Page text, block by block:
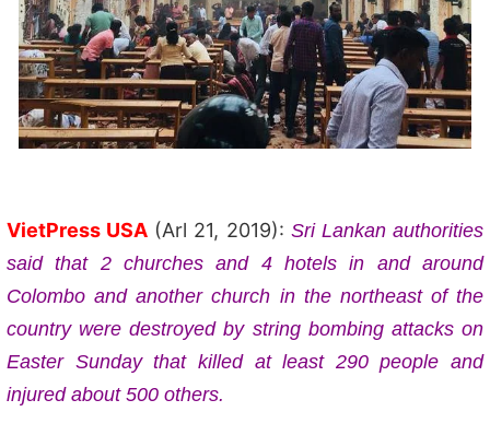
VietPress USA (Arl 21, 2019): Sri Lankan authorities
said that 2 churches and 4 hotels in and around
Colombo and another church in the northeast of the
country were destroyed by string bombing attacks on
Easter Sunday that killed at least 290 people and
injured about 500 others.